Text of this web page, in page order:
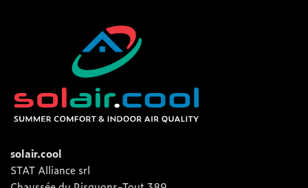
solair.cool
STAT Alliance srl